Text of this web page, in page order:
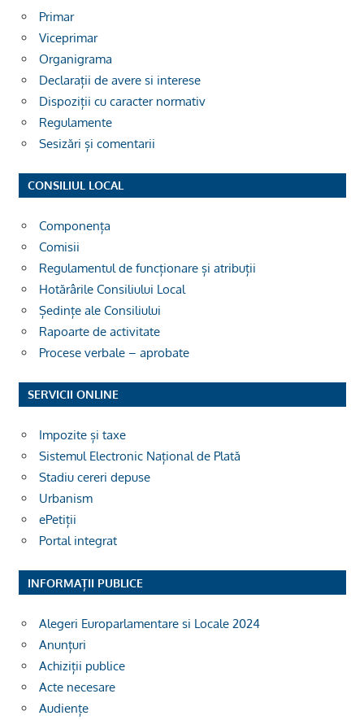
Primar
Viceprimar
Organigrama
Declarații de avere si interese
Dispoziții cu caracter normativ
Regulamente
Sesizări și comentarii
CONSILIUL LOCAL
Componența
Comisii
Regulamentul de funcționare și atribuții
Hotărârile Consiliului Local
Ședințe ale Consiliului
Rapoarte de activitate
Procese verbale – aprobate
SERVICII ONLINE
Impozite și taxe
Sistemul Electronic Național de Plată
Stadiu cereri depuse
Urbanism
ePetiții
Portal integrat
INFORMAȚII PUBLICE
Alegeri Europarlamentare si Locale 2024
Anunțuri
Achiziții publice
Acte necesare
Audiențe